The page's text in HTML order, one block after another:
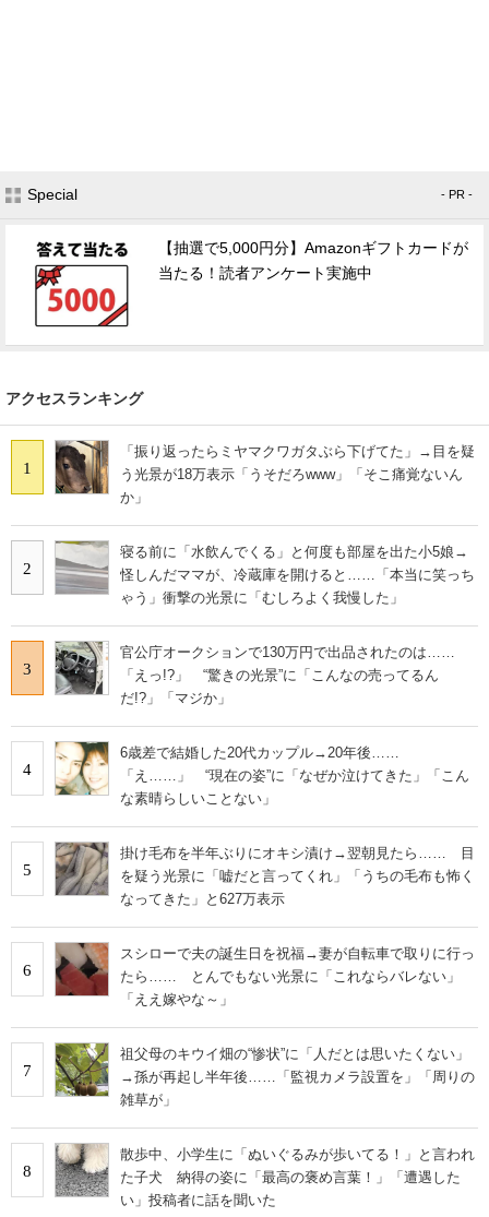
Special - PR -
【抽選で5,000円分】Amazonギフトカードが
当たる！読者アンケート実施中
アクセスランキング
1
「振り返ったらミヤマクワガタぶら下げてた」→目を疑
う光景が18万表示「うそだろwww」「そこ痛覚ないん
か」
2
寝る前に「水飲んでくる」と何度も部屋を出た小5娘→
怪しんだママが、冷蔵庫を開けると……「本当に笑っち
ゃう」衝撃の光景に「むしろよく我慢した」
3
官公庁オークションで130万円で出品されたのは……
「えっ!?」 “驚きの光景”に「こんなの売ってるん
だ!?」「マジか」
4
6歳差で結婚した20代カップル→20年後……
「え……」 “現在の姿”に「なぜか泣けてきた」「こん
な素晴らしいことない」
5
掛け毛布を半年ぶりにオキシ漬け→翌朝見たら…… 目
を疑う光景に「嘘だと言ってくれ」「うちの毛布も怖く
なってきた」と627万表示
6
スシローで夫の誕生日を祝福→妻が自転車で取りに行っ
たら…… とんでもない光景に「これならバレない」
「ええ嫁やな～」
7
祖父母のキウイ畑の“惨状”に「人だとは思いたくない」
→孫が再起し半年後……「監視カメラ設置を」「周りの
雑草が」
8
散歩中、小学生に「ぬいぐるみが歩いてる！」と言われ
た子犬 納得の姿に「最高の褒め言葉！」「遭遇した
い」投稿者に話を聞いた